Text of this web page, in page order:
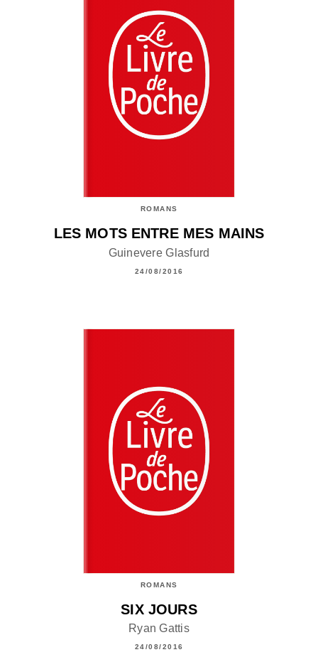
ROMANS
LES MOTS ENTRE MES MAINS
Guinevere Glasfurd
24/08/2016
ROMANS
SIX JOURS
Ryan Gattis
24/08/2016